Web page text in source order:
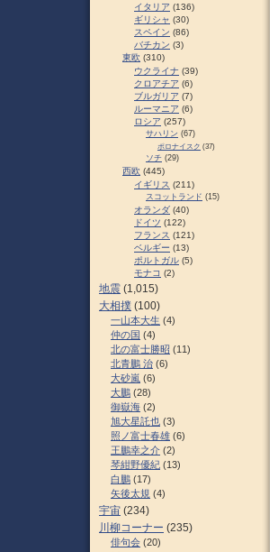
イタリア (136)
ギリシャ (30)
スペイン (86)
バチカン (3)
東欧 (310)
ウクライナ (39)
クロアチア (6)
ブルガリア (7)
ルーマニア (6)
ロシア (257)
サハリン (67)
ポロナイスク (37)
ソチ (29)
西欧 (445)
イギリス (211)
スコットランド (15)
オランダ (40)
ドイツ (122)
フランス (121)
ベルギー (13)
ポルトガル (5)
モナコ (2)
地震 (1,015)
大相撲 (100)
一山本大生 (4)
仲の国 (4)
北の富士勝昭 (11)
北青鵬 治 (6)
大砂嵐 (6)
大鵬 (28)
御嶽海 (2)
旭大星託也 (3)
照ノ富士春雄 (6)
王鵬幸之介 (2)
琴紺野優紀 (13)
白鵬 (17)
矢後太規 (4)
宇宙 (234)
川柳コーナー (235)
俳句会 (20)